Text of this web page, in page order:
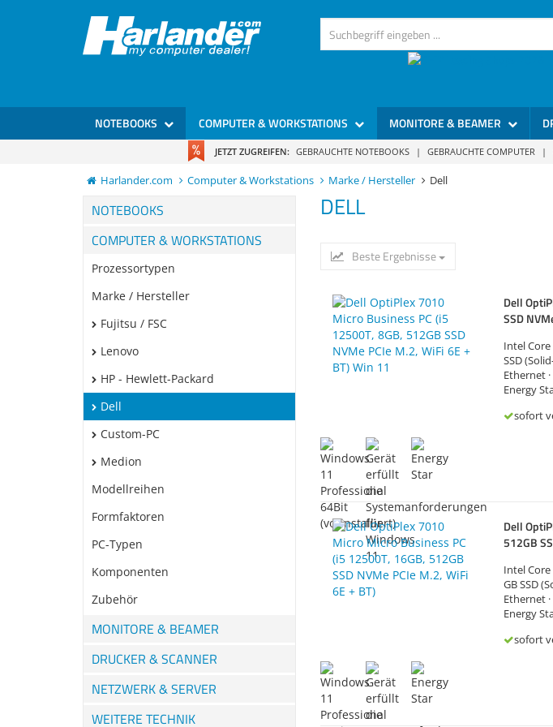
NOTEBOOKS COMPUTER & WORKSTATIONS MONITORE & BEAMER
JETZT ZUGREIFEN: GEBRAUCHTE NOTEBOOKS | GEBRAUCHTE COMPUTER |
Harlander.com Computer & Workstations Marke / Hersteller Dell
NOTEBOOKS
COMPUTER & WORKSTATIONS
Prozessortypen
Marke / Hersteller
Fujitsu / FSC
Lenovo
HP - Hewlett-Packard
Dell
Custom-PC
Medion
Modellreihen
Formfaktoren
PC-Typen
Komponenten
Zubehör
MONITORE & BEAMER
DRUCKER & SCANNER
NETZWERK & SERVER
WEITERE TECHNIK
DELL
Beste Ergebnisse
Dell
SSD
Intel Core
SSD
Ethernet
Energy
sofort
Dell
512GB
Intel Core
GB SSD
Ethernet
Energy
sofort